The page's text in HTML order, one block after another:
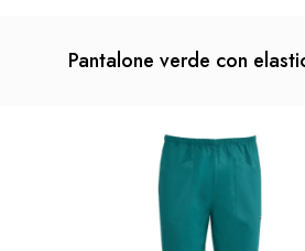
Pantalone verde con